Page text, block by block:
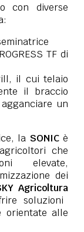
con diverse
TF di
il cui telaio
il braccio
un
la SONICè
che
elevate,
dei
Agricoltura
soluzioni
orientate alle